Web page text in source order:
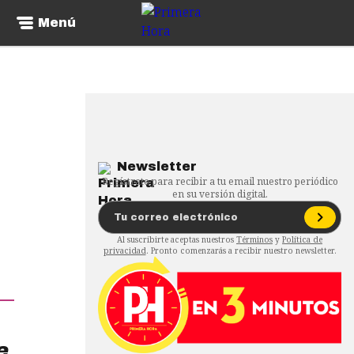
Menú
Newsletter
Regístrate para recibir a tu email nuestro periódico
en su versión digital.
Al suscribirte aceptas nuestros Términos y Política de
privacidad. Pronto comenzarás a recibir nuestro newsletter.